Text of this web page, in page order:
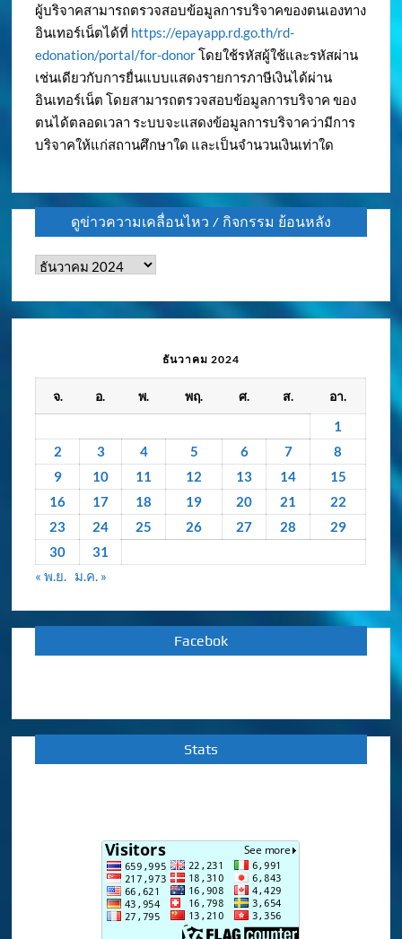
ผู้บริจาคสามารถตรวจสอบข้อมูลการบริจาคของตนเองทาง
อินเทอร์เน็ตได้ที่ https://epayapp.rd.go.th/rd-
edonation/portal/for-donorโดยใช้รหัสผู้ใช้และรหัสผ่าน
เช่นเดียวกับการยื่นแบบแสดงรายการภาษีเงินได้ผ่าน
อินเทอร์เน็ต โดยสามารถตรวจสอบข้อมูลการบริจาค ของ
ตนได้ตลอดเวลา ระบบจะแสดงข้อมูลการบริจาคว่ามีการ
บริจาคให้แก่สถานศึกษาใด และเป็นจำนวนเงินเท่าใด
ดูข่าวความเคลื่อนไหว / กิจกรรม ย้อนหลัง
ดู
กิจกรรม
ย้อน
ธันวาคม 2024
จ. อ. พ. พฤ. ศ. ส. อา.
1
2
3 4 5 6 7
8
9
10 11 12 13 14
15
16
17 18 19 20 21
22
23
24 25 26 27 28
29
30
31
« พ.ย. ม.ค. »
Facebok
Stats